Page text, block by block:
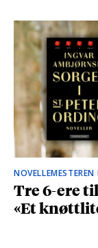
NOVELLEMESTEREN
Tre 6-ere
«Et